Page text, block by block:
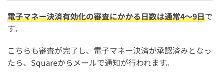
電子マネー決済有効化の審査にかかる日数は通常4～9日で
す。
こちらも審査が完了し、電子マネー決済が承認済みとなっ
たら、Squareからメールで通知が行われます。